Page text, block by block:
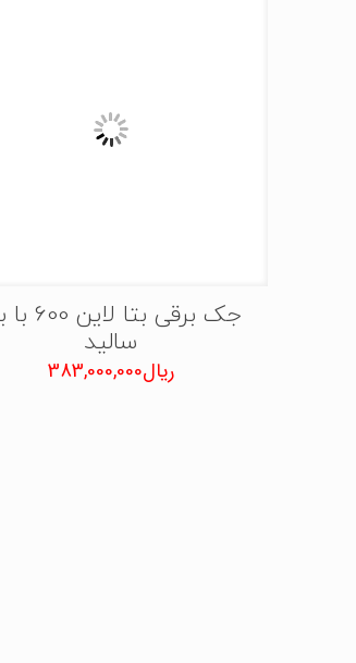
جک برقی بتا
سالید
ریال383,000,000